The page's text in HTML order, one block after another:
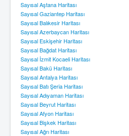
Sayısal Aştana Haritası
Sayısal Gaziantep Haritası
Sayısal Balıkesir Haritası
Sayısal Azerbaycan Haritası
Sayısal Eskişehir Haritası
Sayısal Bağdat Haritası
Sayısal İzmit Kocaeli Haritası
Sayısal Bakü Haritası
Sayısal Antalya Haritası
Sayısal Batı Şeria Haritası
Sayısal Adıyaman Haritası
Sayısal Beyrut Haritası
Sayısal Afyon Haritası
Sayısal Bişkek Haritası
Sayısal Ağrı Haritası